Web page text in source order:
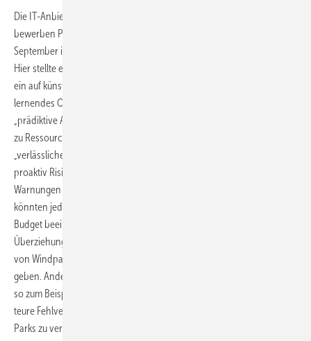
Die IT-Anbieter haben die logistischen Bedarfe erkannt und
bewerben Programme dazu schon auf Windkraftmessen wie im
September in Husum im neuen Ausstellungszelt Future & Innovation.
Hier stellte ein Vertriebschef des IT-Konzerns Oracle auf der Bühne
ein auf künstliche Intelligenz (KI) gestütztes, also aus aktuellen Daten
lernendes Organisationsprogramm für Windparkbaustellen vor. Durch
„prädiktive Analysen und KI-Daten aus früheren Windparkprojekten“
zu Ressourcenverfügbarkeit und Standortlogistik könne es
„verlässliche, szenariobasierte Terminpläne erstellen“. Es identifiziere
proaktiv Risikosignale wie etwa Terminüberschneidungen oder
Warnungen vor verfehlten Sicherheitsvorgaben. Die Bauteams
könnten jede Woche neu „Themen erkennen, die Zeitplan oder
Budget beeinflussen könnten“. Sie würden dann eingreifen und teure
Überziehungen sowie Ausfallzeiten vermeiden. Auch für die Wartung
von Windparks soll es so ein selbstlernendes Oracle-Orga-Programm
geben. Andere IT-Dienstleister bringen Datenfinder-KI in den Markt,
so zum Beispiel die Tiefen-Sofortanalyse regionaler Stromnetze, um
teure Fehlversuche von Netzanschlussplanungen für Wind- und PV-
Parks zu vermeiden (siehe Folgeartikel).